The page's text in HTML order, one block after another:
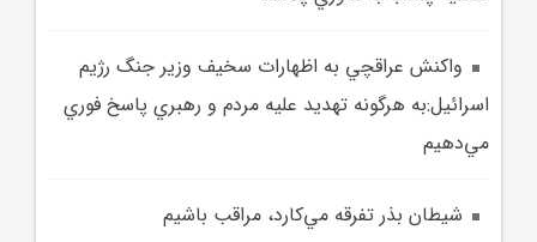
واکنش عراقچي به اظهارات سخيف وزير جنگ رژيم
اسرائيل:به هرگونه تهديد عليه مردم و رهبري پاسخ فوري
مي‌دهيم
شيطان بذر تفرقه مي‌کارد، مراقب باشيم